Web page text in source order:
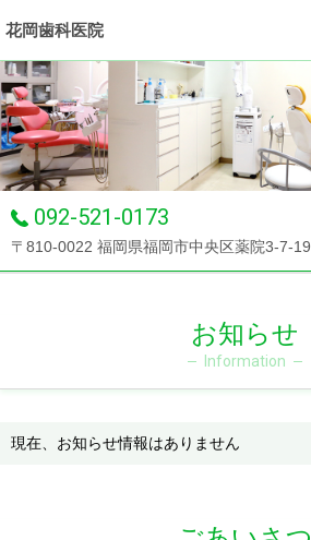
花岡歯科医院
092-521-0173
〒810-0022 福岡県福岡市中央区薬院3-7-19
お知らせ
Information
現在、お知らせ情報はありません